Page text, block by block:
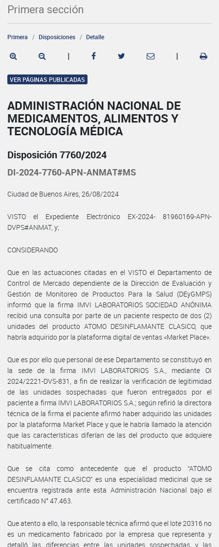
Primera sección
Primera Disposiciones Detalle
| |
VER PÁGINAS PUBLICADAS
ADMINISTRACIÓN NACIONAL DE
MEDICAMENTOS, ALIMENTOS Y
TECNOLOGÍA MÉDICA
Disposición 7760/2024
DI-2024-7760-APN-ANMAT#MS
Ciudad de Buenos Aires, 26/08/2024
VISTO el Expediente Electrónico EX-2024- 81960169-APN-
DVPS#ANMAT, y;
CONSIDERANDO
Que en las actuaciones citadas en el VISTO el Departamento de
Control de Mercado dependiente de la Dirección de Evaluación y
Gestión de Monitoreo de Productos Para la Salud (DEyGMPS)
informó que la firma IMVI LABORATORIOS SOCIEDAD ANÓNIMA
recibió una consulta por parte de un paciente respecto de dos (2)
unidades del producto ATOMO DESINFLAMANTE CLASICO, que
habría adquirido por la plataforma digital de ventas «Market Place».
Que es por ello que personal de ese Departamento se constituyó en
la sede de la firma IMVI LABORATORIOS S.A., mediante OI
2024/2221-DVS-831, a fin de realizar la verificación de legitimidad
de las unidades sospechadas que fueron entregados por el
paciente a firma IMVI LABORATORIOS S.A.; según refirió la directora
técnica de la firma el paciente afirmó haber adquirido las unidades
por la plataforma Market Place y que le habría llamado la atención
que las características diferían de las del producto que adquiere
habitualmente.
Que se cita como antecedente que el producto “ATOMO
DESINFLAMANTE CLASICO” es una especialidad medicinal que se
encuentra registrada ante esta Administración Nacional bajo el
certificado N° 47.463.
Que atento a ello, la responsable técnica afirmó que el lote 20316 no
es un medicamento fabricado por la empresa que representa y
detalló las diferencias entre las unidades sospechadas y las